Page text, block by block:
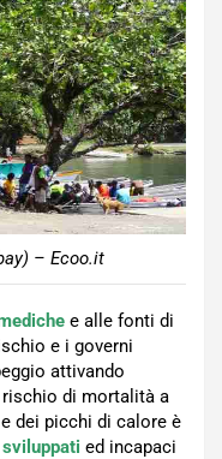
– Ecoo.it
e alle fonti di
e i governi
attivando
rischio di mortalità a
dei picchi di calore è
ed incapaci